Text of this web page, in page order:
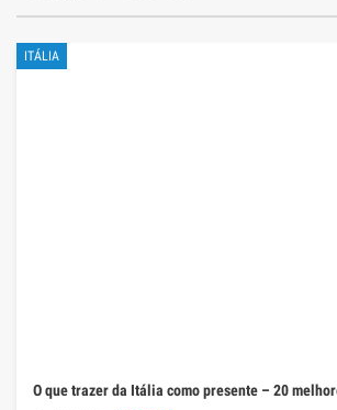
ITÁLIA
O que trazer da Itália como presente – 20